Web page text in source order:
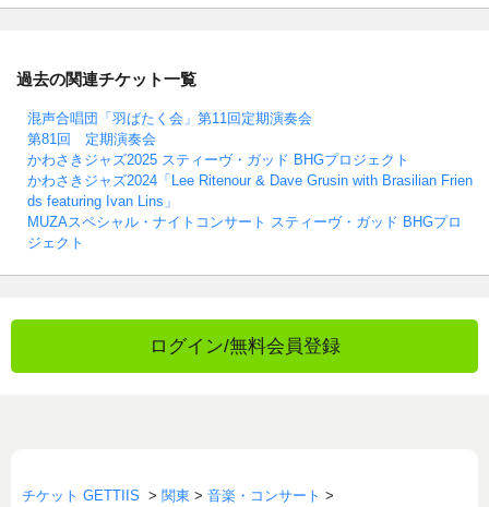
過去の関連チケット一覧
混声合唱団「羽ばたく会」第11回定期演奏会
第81回 定期演奏会
かわさきジャズ2025 スティーヴ・ガッド BHGプロジェクト
かわさきジャズ2024「Lee Ritenour & Dave Grusin with Brasilian Frien
ds featuring Ivan Lins」
MUZAスペシャル・ナイトコンサート スティーヴ・ガッド BHGプロ
ジェクト
ログイン/無料会員登録
チケット GETTIIS > 関東 > 音楽・コンサート >